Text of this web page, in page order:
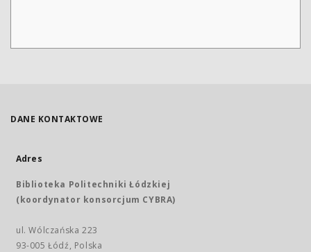
DANE KONTAKTOWE
Adres
Biblioteka Politechniki Łódzkiej
(koordynator konsorcjum CYBRA)
ul. Wólczańska 223
93-005 Łódź, Polska